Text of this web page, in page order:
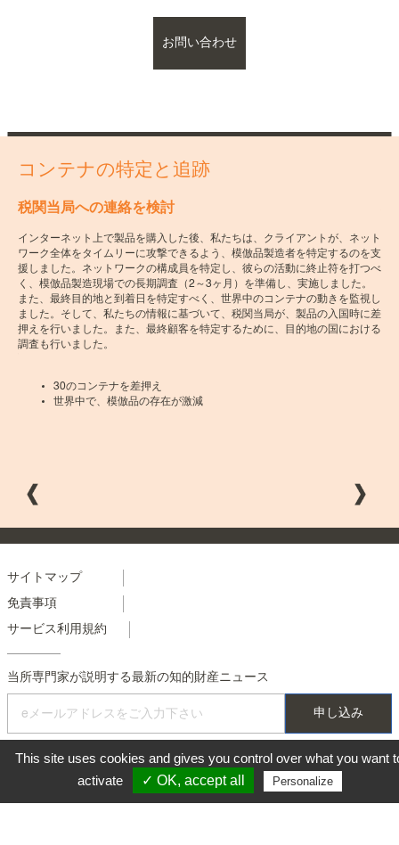
お問い合わせ
コンテナの特定と追跡
税関当局への連絡を検討
インターネット上で製品を購入した後、私たちは、クライアントが、ネット
ワーク全体をタイムリーに攻撃できるよう、模倣品製造者を特定するのを支
援しました。ネットワークの構成員を特定し、彼らの活動に終止符を打つべ
く、模倣品製造現場での長期調査（2～3ヶ月）を準備し、実施しました。
また、最終目的地と到着日を特定すべく、世界中のコンテナの動きを監視し
ました。そして、私たちの情報に基づいて、税関当局が、製品の入国時に差
押えを行いました。また、最終顧客を特定するために、目的地の国における
調査も行いました。
30のコンテナを差押え
世界中で、模倣品の存在が激減
Menu
footer
colonne
2
サイトマップ
免責事項
サービス利用規約
当所専門家が説明する最新の知的財産ニュース
This site uses cookies and gives you control over what you want
activate
✓ OK, accept all Personalize